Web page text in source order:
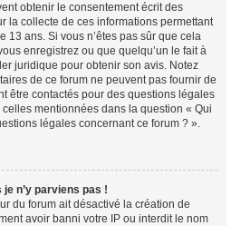
obtenir le consentement écrit des
la collecte de ces informations permettant
13 ans. Si vous n’êtes pas sûr que cela
enregistrez ou que quelqu’un le fait à
juridique pour obtenir son avis. Notez
de ce forum ne peuvent pas fournir de
être contactés pour des questions légales
mentionnées dans la question « Qui
légales concernant ce forum ? ».
n’y parviens pas !
du forum ait désactivé la création de
avoir banni votre IP ou interdit le nom